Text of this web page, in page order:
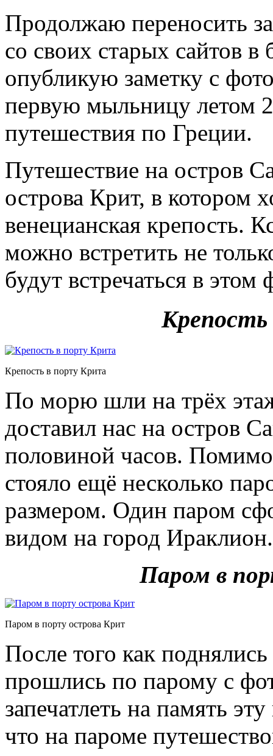
Продолжаю переносить
со своих старых сайтов в
опубликую заметку с
первую мыльницу летом
путешествия по Греции.
Путешествие на остров
острова Крит, в котором
венецианская крепость.
можно встретить не
будут встречаться в этом
Крепость в порту Крита
По морю шли на трёх
доставил нас на остров
половиной часов.
стояло ещё несколько
размером. Один паром
видом на город Ираклион.
Паром в
Паром в порту острова Крит
После того как
прошлись по парому с
запечатлеть на память
что на пароме